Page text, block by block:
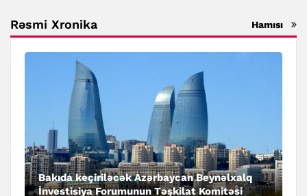
Rəsmi Xronika Hamısı
Bakıda keçiriləcək Azərbaycan Beynəlxalq
İnvestisiya Forumunun Təşkilat Komitəsi